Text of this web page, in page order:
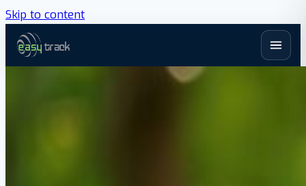
Skip to content